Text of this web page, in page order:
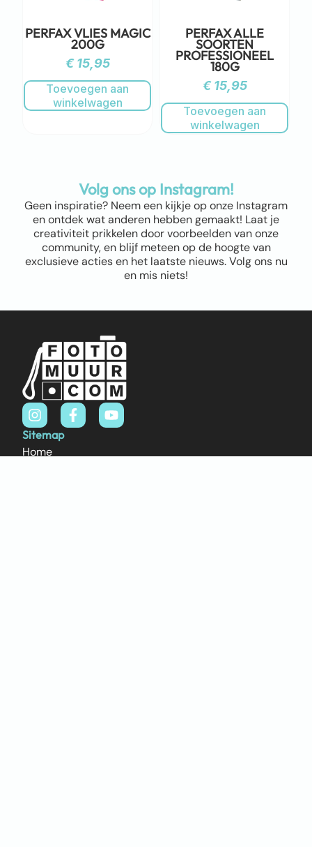
PERFAX VLIES MAGIC
200G
€15,95
Toevoegen aan
winkelwagen
PERFAX ALLE
SOORTEN
PROFESSIONEEL
180G
€15,95
Toevoegen aan
winkelwagen
Volg ons op Instagram!
Geen inspiratie? Neem een kijkje op onze Instagram
en ontdek wat anderen hebben gemaakt! Laat je
creativiteit prikkelen door voorbeelden van onze
community, en blijf meteen op de hoogte van
exclusieve acties en het laatste nieuws. Volg ons nu
en mis niets!
Sitemap
Home